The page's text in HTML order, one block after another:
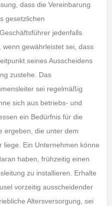
dass die Vereinbarung
gesetzlichen
jedenfalls
gewährleistet sei, dass
seines Ausscheidens
zustehe. Das
sei regelmäßig
sich aus betriebs- und
ein Bedürfnis für die
ergeben, die unter dem
liege. Ein Unternehmen könne
haben, frühzeitig einen
zu installieren. Erhalte
vorzeitig ausscheidender
Altersversorgung, sei